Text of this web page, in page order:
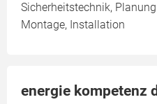
Sicherheitstechnik,
Montage, Installation
energie kompetenz